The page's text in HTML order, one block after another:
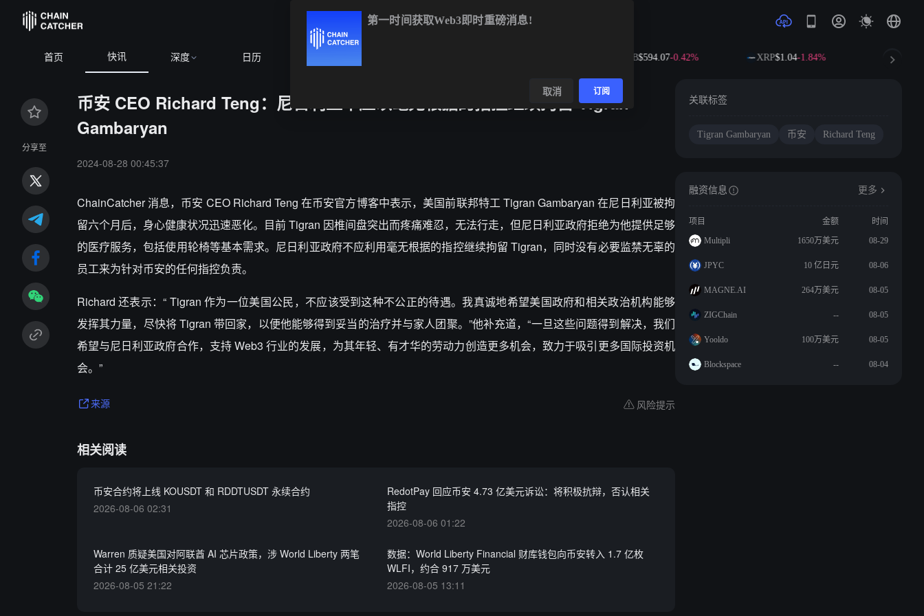
首页 快讯 深度 日历 $594.07-0.42% XRP$1.04-1.84% SOL
分享至
币安 CEO Richard Teng：尼日利亚不应以毫无根据的指控继续拘留 Tigran
Gambaryan
2024-08-28 00:45:37
ChainCatcher 消息，币安 CEO Richard Teng 在币安官方博客中表示，美国前联邦特工 Tigran Gambaryan 在尼日利亚被拘
留六个月后，身心健康状况迅速恶化。目前 Tigran 因椎间盘突出而疼痛难忍，无法行走，但尼日利亚政府拒绝为他提供足够
的医疗服务，包括使用轮椅等基本需求。尼日利亚政府不应利用毫无根据的指控继续拘留 Tigran，同时没有必要监禁无辜的
员工来为针对币安的任何指控负责。
Richard 还表示：“ Tigran 作为一位美国公民，不应该受到这种不公正的待遇。我真诚地希望美国政府和相关政治机构能够
发挥其力量，尽快将 Tigran 带回家，以便他能够得到妥当的治疗并与家人团聚。”他补充道，“一旦这些问题得到解决，我们
希望与尼日利亚政府合作，支持 Web3 行业的发展，为其年轻、有才华的劳动力创造更多机会，致力于吸引更多国际投资机
会。”
来源 风险提示
相关阅读
币安合约将上线 KOUSDT 和 RDDTUSDT 永续合约
2026-08-06 02:31
RedotPay 回应币安 4.73 亿美元诉讼：将积极抗辩，否认相关
指控
2026-08-06 01:22
Warren 质疑美国对阿联酋 AI 芯片政策，涉 World Liberty 两笔
合计 25 亿美元相关投资
2026-08-05 21:22
数据：World Liberty Financial 财库钱包向币安转入 1.7 亿枚
WLFI，约合 917 万美元
2026-08-05 13:11
关联标签
Tigran Gambaryan 币安 Richard Teng
融资信息 更多
项目 金额
时间
Multipli
1650万美元 08-29
JPYC 10 亿日元 08-06
MAGNE.AI 264万美元 08-05
ZIGChain -- 08-05
Yooldo 100万美元 08-05
Blockspace -- 08-04
第一时间获取Web3即时重磅消息!
取消 订阅